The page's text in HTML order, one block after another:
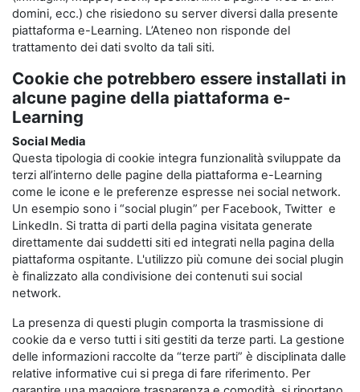
domini, ecc.) che risiedono su server diversi dalla presente
piattaforma e-Learning. L’Ateneo non risponde del
trattamento dei dati svolto da tali siti.
Cookie che potrebbero essere installati in
alcune pagine della piattaforma e-
Learning
Social Media
Questa tipologia di cookie integra funzionalità sviluppate da
terzi all’interno delle pagine della piattaforma e-Learning
come le icone e le preferenze espresse nei social network.
Un esempio sono i “social plugin” per Facebook, Twitter e
LinkedIn. Si tratta di parti della pagina visitata generate
direttamente dai suddetti siti ed integrati nella pagina della
piattaforma ospitante. L'utilizzo più comune dei social plugin
è finalizzato alla condivisione dei contenuti sui social
network.
La presenza di questi plugin comporta la trasmissione di
cookie da e verso tutti i siti gestiti da terze parti. La gestione
delle informazioni raccolte da “terze parti” è disciplinata dalle
relative informative cui si prega di fare riferimento. Per